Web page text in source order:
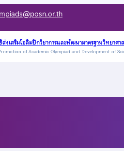
งเสริมโอลิมปิกวิชาการและพัฒนามาตรฐานวิทยาศา
of Academic Olympiad and Development of